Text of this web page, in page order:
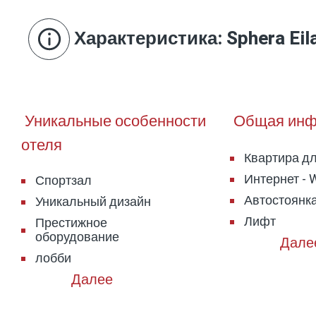
Sphera Eilat – это современный апарт-отель,
Отдых здесь – это свобода квартиры и роскошь
Характеристика: Sphera
Уникальные особенности
отеля
Спортзал
Уникальный дизайн
Престижное
оборудование
лобби
Общая
Квартира
Интернет -
Лифт